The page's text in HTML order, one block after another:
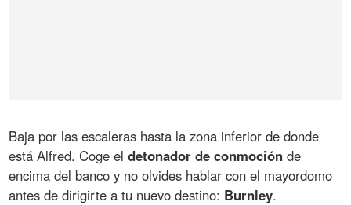
Baja por las escaleras hasta la zona inferior de donde
está Alfred. Coge eldetonador de conmoción de
encima del banco y no olvides hablar con el mayordomo
antes de dirigirte a tu nuevo destino: Burnley.